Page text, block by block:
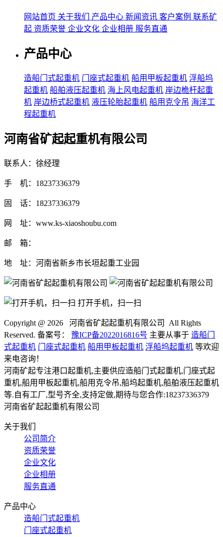
网站首页 关于我们 产品中心 新闻资讯 客户案例 联系矿
起 资质荣誉 企业文化 企业相册 服务直通
产品中心
造船门式起重机 门座式起重机 船用甲板起重机 浮船坞
起重机 船舶液压起重机 海上风电起重机 岸边桅杆起重
机 岸边桥式起重机 液压轮胎起重机 船用克令吊 海洋工
程起重机
河南省矿起起重机有限公司
联系人：徐经理
手 机：18237336379
固 话：18237336379
网 址：www.ks-xiaoshoubu.com
邮 箱：
地 址：河南省新乡市长垣起重工业园
打开手机，扫一扫
Copyright @ 2026 河南省矿起起重机有限公司 All Rights
Reserved. 备案号： 豫ICP备2022016816号 主要从事于 造船门
式起重机 门座式起重机 船用甲板起重机 浮船坞起重机 等欢迎
来电咨询！
河南矿起专注港口起重机,主要供应造船门式起重机,门座式起
重机,船用甲板起重机,船用克令吊,船坞起重机,船舶液压起重机
等.自有工厂,型号齐全,支持定做,期待与您合作:18237336379
河南省矿起起重机有限公司
关于我们
公司简介
资质荣誉
企业文化
企业相册
服务直通
产品中心
造船门式起重机
门座式起重机